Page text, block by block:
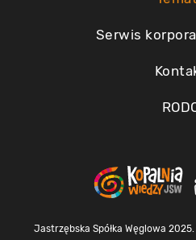
Serwis
Jastrzębska Spółka Węglowa